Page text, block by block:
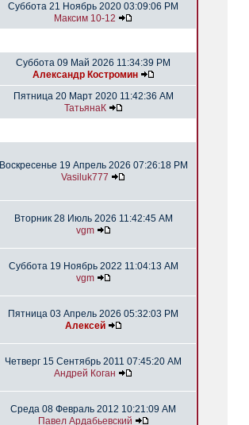
Суббота 21 Ноябрь 2020 03:09:06 PM
Максим 10-12
Суббота 09 Май 2026 11:34:39 PM
Александр Костромин
Пятница 20 Март 2020 11:42:36 AM
ТатьянаК
Воскресенье 19 Апрель 2026 07:26:18 PM
Vasiluk777
Вторник 28 Июль 2026 11:42:45 AM
vgm
Суббота 19 Ноябрь 2022 11:04:13 AM
vgm
Пятница 03 Апрель 2026 05:32:03 PM
Алексей
Четверг 15 Сентябрь 2011 07:45:20 AM
Андрей Коган
Среда 08 Февраль 2012 10:21:09 AM
Павел Ардабьевский